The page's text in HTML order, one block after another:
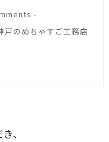
-
のめちゃすご工務店
、